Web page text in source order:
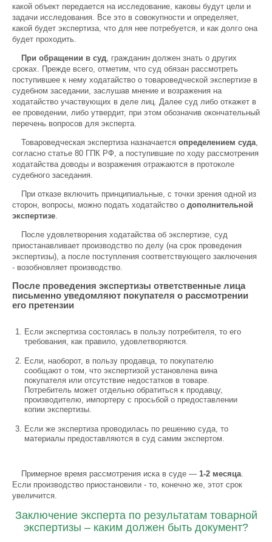
какой объект передается на исследование, каковы будут цели и
задачи исследования. Все это в совокупности и определяет,
какой будет экспертиза, что для нее потребуется, и как долго она
будет проходить.
При обращении в суд, гражданин должен знать о других
сроках. Прежде всего, отметим, что суд обязан рассмотреть
поступившее к нему ходатайство о товароведческой экспертизе в
судебном заседании, заслушав мнение и возражения на
ходатайство участвующих в деле лиц. Далее суд либо откажет в
ее проведении, либо утвердит, при этом обозначив окончательный
перечень вопросов для эксперта.
Товароведческая экспертиза назначается определением суда,
согласно статье 80 ГПК РФ, а поступившие по ходу рассмотрения
ходатайства доводы и возражения отражаются в протоколе
судебного заседания.
При отказе включить принципиальные, с точки зрения одной из
сторон, вопросы, можно подать ходатайство о дополнительной
экспертизе.
После удовлетворения ходатайства об экспертизе, суд
приостанавливает производство по делу (на срок проведения
экспертизы), а после поступления соответствующего заключения
- возобновляет производство.
После проведения экспертизы ответственные лица
письменно уведомляют покупателя о рассмотрении
его претензии
Если экспертиза состоялась в пользу потребителя, то его
требования, как правило, удовлетворяются.
Если, наоборот, в пользу продавца, то покупателю
сообщают о том, что экспертизой установлена вина
покупателя или отсутствие недостатков в товаре.
Потребитель может отдельно обратиться к продавцу,
производителю, импортеру с просьбой о предоставлении
копии экспертизы.
Если же экспертиза проводилась по решению суда, то
материалы предоставляются в суд самим экспертом.
Примерное время рассмотрения иска в суде — 1-2 месяца.
Если производство приостановили - то, конечно же, этот срок
увеличится.
Заключение эксперта по результатам товарной
экспертизы – каким должен быть документ?